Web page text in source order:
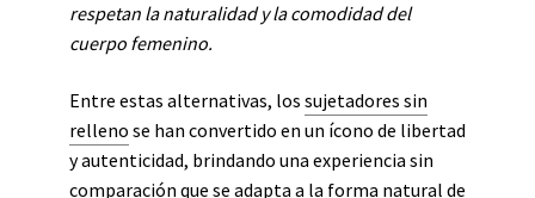
respetan la naturalidad y la comodidad del
cuerpo femenino.
Entre estas alternativas, los sujetadores sin
relleno se han convertido en un ícono de libertad
y autenticidad, brindando una experiencia sin
comparación que se adapta a la forma natural de